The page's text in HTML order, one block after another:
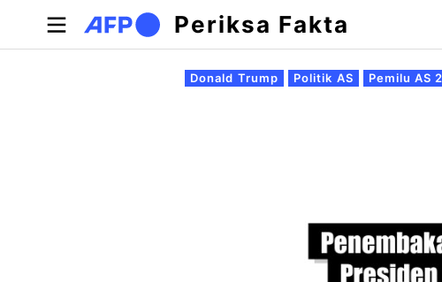
Lompat ke isi utama
Periksa Fakta
Tab primer
Donald Trump Politik AS Pemilu AS